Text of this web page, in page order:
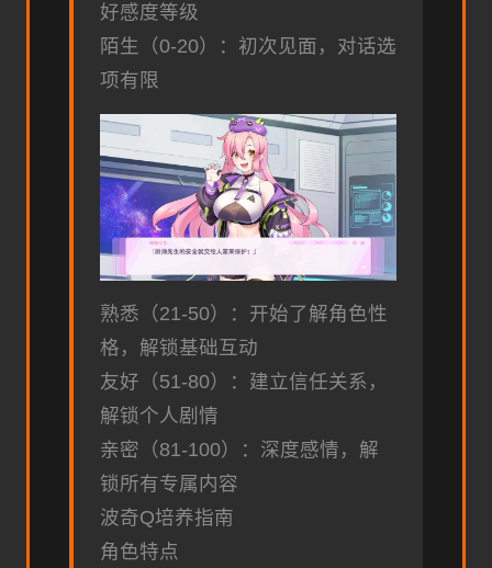
好感度等级
陌生（0-20）：初次见面，对话选
项有限
熟悉（21-50）：开始了解角色性
格，解锁基础互动
友好（51-80）：建立信任关系，
解锁个人剧情
亲密（81-100）：深度感情，解
锁所有专属内容
波奇Q培养指南
角色特点